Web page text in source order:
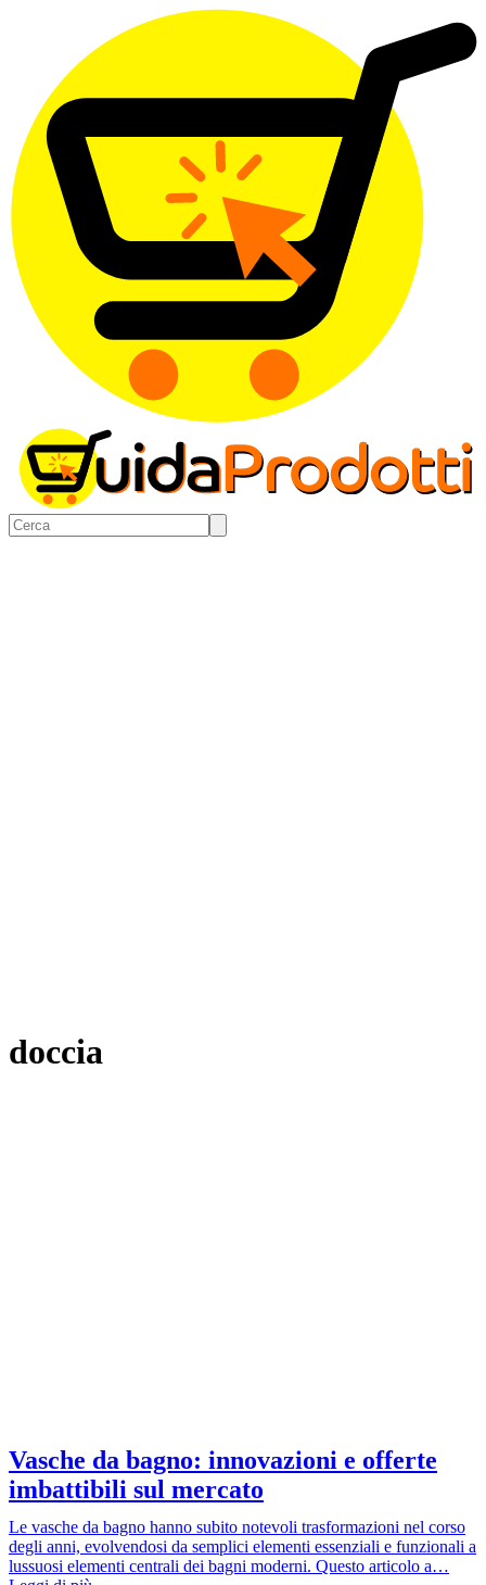
doccia
Vasche da bagno: innovazioni e offerte
imbattibili sul mercato
Le vasche da bagno hanno subito notevoli trasformazioni nel corso
degli anni, evolvendosi da semplici elementi essenziali e funzionali a
lussuosi elementi centrali dei bagni moderni. Questo articolo a…